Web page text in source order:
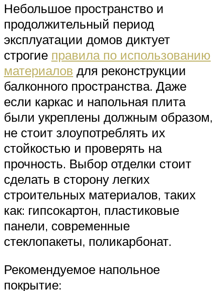
Небольшое пространство и
продолжительный период
эксплуатации домов диктует
строгие правила по использованию
материалов для реконструкции
балконного пространства. Даже
если каркас и напольная плита
были укреплены должным образом,
не стоит злоупотреблять их
стойкостью и проверять на
прочность. Выбор отделки стоит
сделать в сторону легких
строительных материалов, таких
как: гипсокартон, пластиковые
панели, современные
стеклопакеты, поликарбонат.
Рекомендуемое напольное
покрытие: